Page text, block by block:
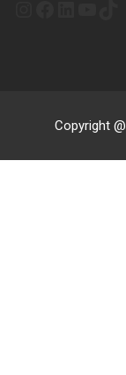
Copyright